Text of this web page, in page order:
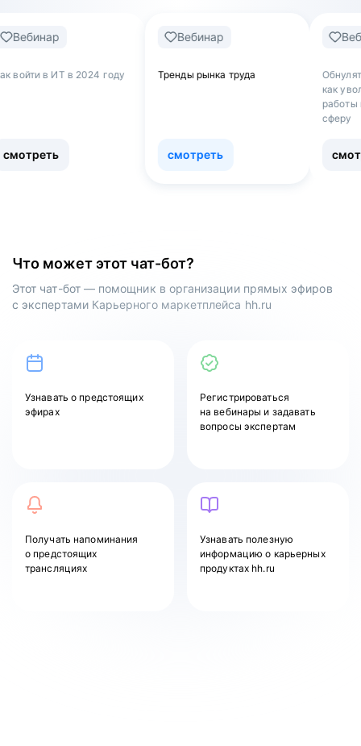
году Тренды рынка труда
Обнуляться — не
как уволиться с
работы и перейти в
Что может этот чат-бот?
Этот чат-бот — помощник в организации прямых эфиров
с экспертами Карьерного маркетплейса hh.ru
Узнаватьо предстоящих
эфирах
Регистрироваться
на вебинары и задавать
вопросы экспертам
Получать напоминания
о предстоящих
трансляциях
Узнавать полезную
информацию о карьерных
продуктах hh.ru